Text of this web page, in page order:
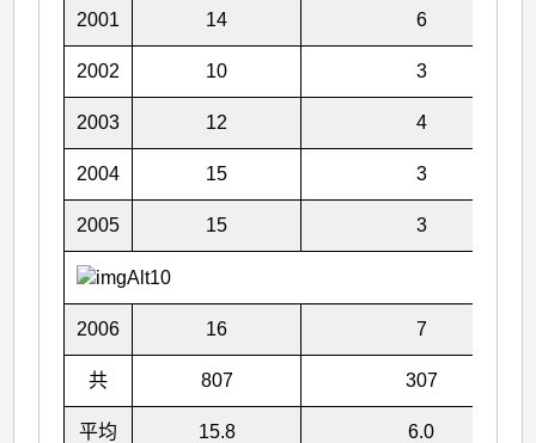
2001 14 6
2002 10 3
2003 12 4
2004 15 3
2005 15 3
2006 16 7
共 807 307
平均 15.8 6.0